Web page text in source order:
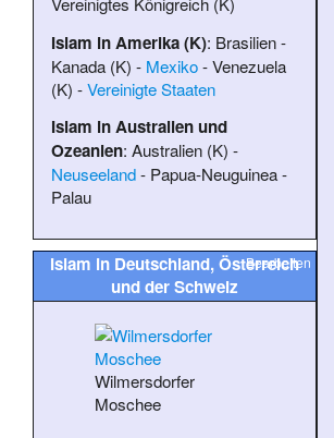
Islam in Amerika (K): Brasilien-
Kanada (K) - Mexiko-Venezuela
(K) -Vereinigte Staaten
Islam in Australien und
Ozeanien: Australien (K) -
Neuseeland- Papua-Neuguinea-
Palau
Bearbeiten
Islam in Deutschland, Österreich
und der Schweiz
Wilmersdorfer
Moschee